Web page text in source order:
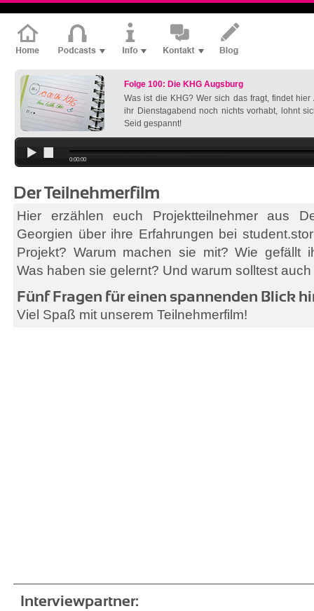
Folge 100: Die KHG Augsburg
Was ist die KHG? Wer sich das fragt, findet hier
ihr Dienstagabend noch nichts vorhabt, lohnt
Seid gespannt!
0:00:00
Der Teilnehmerfilm
Hier erzählen euch Projektteilnehmer aus
Georgien über ihre Erfahrungen bei
Projekt? Warum machen sie mit? Wie gefällt
Was haben sie gelernt? Und warum solltest
Fünf Fragen für einen spannenden Blick
Viel Spaß mit unserem Teilnehmerfilm!
Interviewpartner: